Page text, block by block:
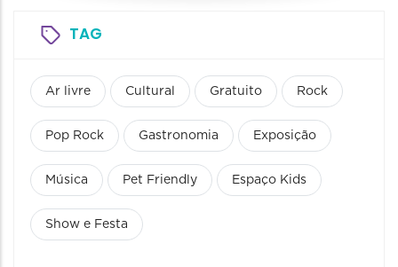
TAG
Ar livre Cultural Gratuito Rock
Pop Rock Gastronomia Exposição
Música Pet Friendly Espaço Kids
Show e Festa